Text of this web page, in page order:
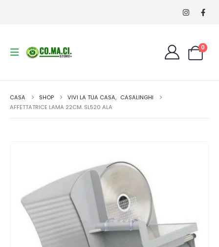
0
CASA SHOP VIVI LA TUA CASA, CASALINGHI
AFFETTATRICE LAMA 22CM. SL520 ALA